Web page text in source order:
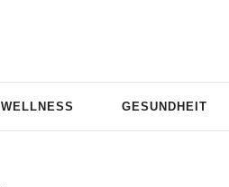
WELLNESS GESUNDHEIT